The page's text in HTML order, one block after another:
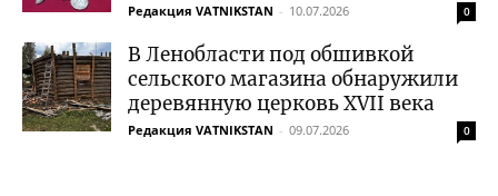
Редакция VATNIKSTAN - 10.07.2026 0
В Ленобласти под обшивкой
сельского магазина обнаружили
деревянную церковь XVII века
Редакция VATNIKSTAN - 09.07.2026 0